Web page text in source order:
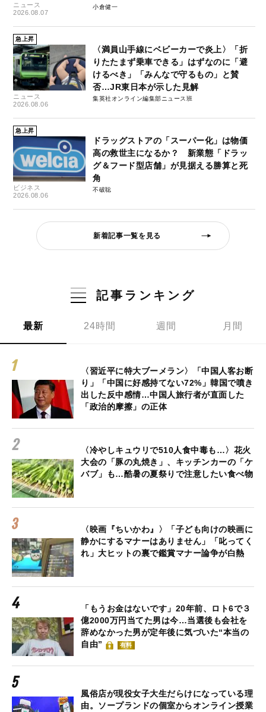
ニュース
2026.08.07
小倉健一
急上昇
ニュース
2026.08.06
〈満員山手線にベビーカーで炎上〉「折
りたたまず乗車できる」はずなのに「避
けるべき」「みんなで守るもの」と賛
否…JR東日本が示した見解
集英社オンライン編集部ニュース班
急上昇
ビジネス
2026.08.06
ドラッグストアの「スーパー化」は物価
高の救世主になるか？ 新業態「ドラッ
グ＆フード型店舗」が見据える勝算と死
角
不破聡
新着記事一覧を見る
記事ランキング
最新 24時間 週間 月間
〈習近平に特大ブーメラン〉「中国人客お断
り」「中国に好感持てない72%」韓国で噴き
出した反中感情…中国人旅行者が直面した
「政治的摩擦」の正体
〈冷やしキュウリで510人食中毒も…〉花火
大会の「豚の丸焼き」、キッチンカーの「ケ
バブ」も…酷暑の夏祭りで注意したい食べ物
〈映画『ちいかわ』〉「子ども向けの映画に
静かにするマナーはありません」「叱ってく
れ」大ヒットの裏で鑑賞マナー論争が白熱
「もうお金はないです」20年前、ロト6で３
億2000万円当てた男は今…当選後も会社を
辞めなかった男が定年後に気づいた“本当の
自由”
有料
風俗店が現役女子大生だらけになっている理
由。ソープランドの個室からオンライン授業